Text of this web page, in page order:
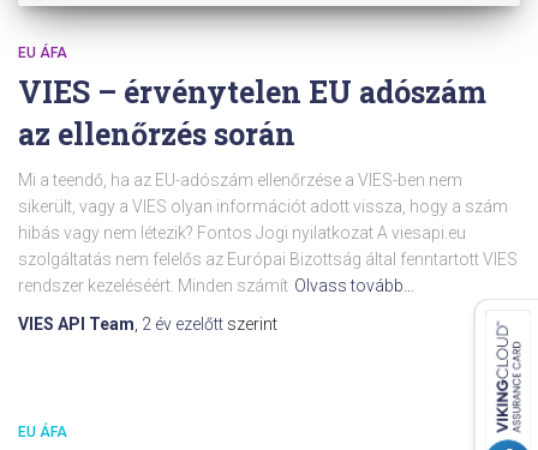
EU ÁFA
VIES – érvénytelen EU adószám
az ellenőrzés során
Mi a teendő, ha az EU-adószám ellenőrzése a VIES-ben nem
sikerült, vagy a VIES olyan információt adott vissza, hogy a szám
hibás vagy nem létezik? Fontos Jogi nyilatkozat A viesapi.eu
szolgáltatás nem felelős az Európai Bizottság által fenntartott VIES
rendszer kezeléséért. Minden számít Olvass tovább…
VIES API Team 2 év ezelőtt szerint
EU ÁFA